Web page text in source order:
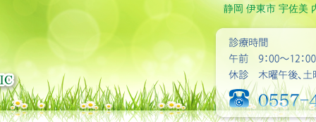
静岡 伊東市 宇佐美